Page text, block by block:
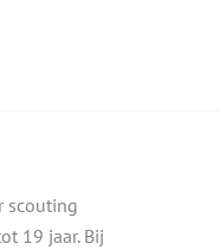
scouting
19 jaar. Bij